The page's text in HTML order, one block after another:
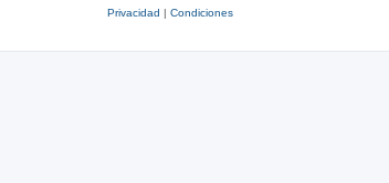
Privacidad | Condiciones